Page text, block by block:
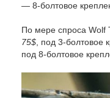
— 8-болтовое
По мере спроса Wolf
75$ , под 3-
под 8-болтовое